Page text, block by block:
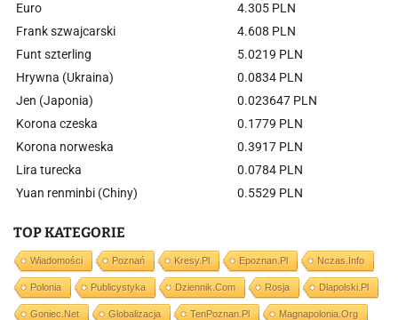
Euro
4.305 PLN
Frank szwajcarski
4.608 PLN
Funt szterling
5.0219 PLN
Hrywna (Ukraina)
0.0834 PLN
Jen (Japonia)
0.023647 PLN
Korona czeska
0.1779 PLN
Korona norweska
0.3917 PLN
Lira turecka
0.0784 PLN
Yuan renminbi (Chiny)
0.5529 PLN
TOP KATEGORIE
Wiadomości Poznań Kresy.pl Epoznan.pl Nczas.info
Polonia Publicystyka Dziennik.com Rosja Dlapolski.pl
Goniec.net Globalizacja TenPoznan.pl Magnapolonia.org